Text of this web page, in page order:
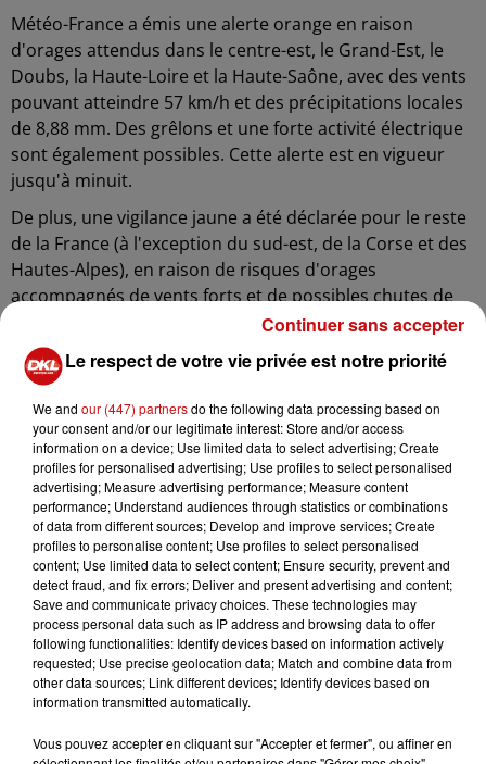
Météo-France a émis une alerte orange en raison
d'orages attendus dans le centre-est, le Grand-Est, le
Doubs, la Haute-Loire et la Haute-Saône, avec des vents
pouvant atteindre 57 km/h et des précipitations locales
de 8,88 mm. Des grêlons et une forte activité électrique
sont également possibles. Cette alerte est en vigueur
jusqu'à minuit.
De plus, une vigilance jaune a été déclarée pour le reste
de la France (à l'exception du sud-est, de la Corse et des
Hautes-Alpes), en raison de risques d'orages
accompagnés de vents forts et de possibles chutes de
grêle. Les précipitations pourraient atteindre 2,1 mm
localement. Cette vigilance est également valable jusqu'à
minuit.
Dans l'ouest de la France, Météo-France a émis une
alerte jaune pour des pluies abondantes avec des
cumuls pouvant atteindre 16,08 mm par endroits. Cette
alerte prendra fin à 14h00 aujourd'hui.
Conseils de sécurité :
Suivez les recommandations des autorités.
Abritez-vous dans un bâtiment solide.
Préparez des moyens d'éclairage de secours et
une réserve d'eau potable.
En camping, assurez-vous qu'aucun danger ne
vous menace en cas de vents forts ou
Restez chez vous si nécessaire.
Le respect de votre vie privée est notre priorité
We and our (447) partnersdo the following data processing based on
your consent and/or our legitimate interest: Store and/or access
information on a device; Use limited data to select advertising; Create
profiles for personalised advertising; Use profiles to select personalised
advertising; Measure advertising performance; Measure content
performance; Understand audiences through statistics or combinations
of data from different sources; Develop and improve services; Create
profiles to personalise content; Use profiles to select personalised
content; Use limited data to select content; Ensure security, prevent and
detect fraud, and fix errors; Deliver and present advertising and content;
Save and communicate privacy choices. These technologies may
process personal data such as IP address and browsing data to offer
following functionalities: Identify devices based on information actively
requested; Use precise geolocation data; Match and combine data from
other data sources; Link different devices; Identify devices based on
information transmitted automatically.
Vous pouvez accepter en cliquant sur "Accepter et fermer", ou affiner en
Continuer sans accepter